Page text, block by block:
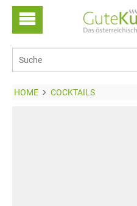
HOME COCKTAILS